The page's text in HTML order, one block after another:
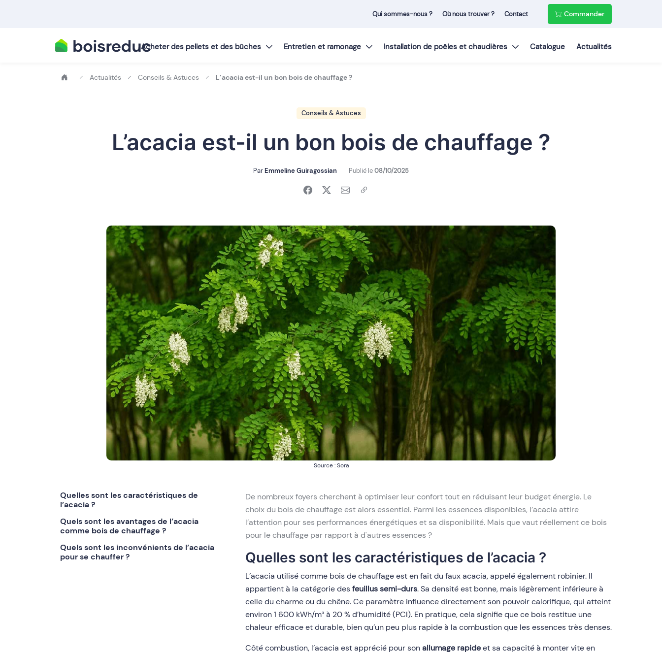
Acheter des pellets et des bûches Entretien et ramonage Installation de poêles et chaudières Catalogue Actualités
Qui sommes-nous ? Où nous trouver ? Contact Commander
Actualités Conseils & Astuces L’acacia est-il un bon bois de chauffage ?
Conseils & Astuces
L’acacia est-il un bon bois de chauffage ?
ParEmmeline Guiragossian Publié le08/10/2025
Source : Sora
Quelles sont les caractéristiques de
l’acacia ?
Quels sont les avantages de l’acacia
comme bois de chauffage ?
Quels sont les inconvénients de l’acacia
pour se chauffer ?
De nombreux foyers cherchent à optimiser leur confort tout en réduisant leur budget énergie. Le
choix du bois de chauffage est alors essentiel. Parmi les essences disponibles, l’acacia attire
l’attention pour ses performances énergétiques et sa disponibilité. Mais que vaut réellement ce bois
pour le chauffage par rapport à d'autres essences ?
Quelles sont les caractéristiques de l’acacia ?
L’acacia utilisé comme bois de chauffage est en fait du faux acacia, appelé également robinier. Il
appartient à la catégorie desfeuillus semi-durs. Sa densité est bonne, mais légèrement inférieure à
celle du charme ou du chêne. Ce paramètre influence directement son pouvoir calorifique, qui atteint
environ 1 600 kWh/m³ à 20 % d’humidité (PCI). En pratique, cela signifie que ce bois restitue une
chaleur efficace et durable, bien qu’un peu plus rapide à la combustion que les essences très denses.
Côté combustion, l’acacia est apprécié pour sonallumage rapideet sa capacité à monter vite en